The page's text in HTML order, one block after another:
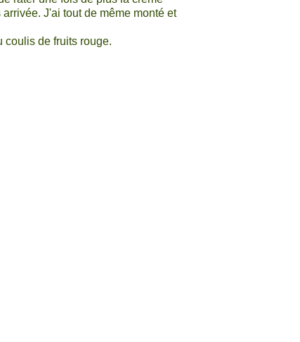
J'ai tout de même monté et
coulis de fruits rouge.